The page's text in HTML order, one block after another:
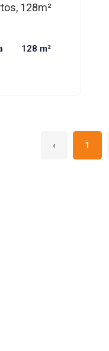
128m²
128 m²
‹ 1